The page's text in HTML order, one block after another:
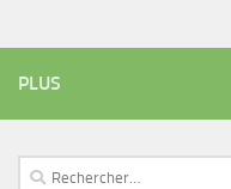
PLUS
Rechercher :